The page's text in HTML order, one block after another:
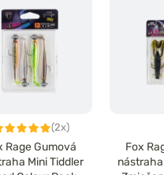
(2x)
Rage Gumová
Mini Tiddler
Fox